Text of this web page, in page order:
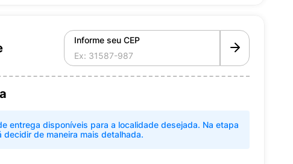
Informe seu CEP
entrega disponíveis para a localidade desejada. Na etapa
de maneira mais detalhada.